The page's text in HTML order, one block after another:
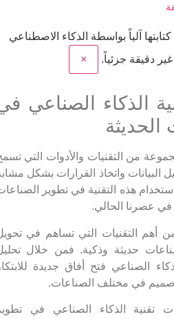
آلياً بواسطة الذكاء الاصطناعي
دقيقة جزئياً.
×
الذكاء الصناعي في
من التقنيات والأدوات التي تسمح
البيانات واتخاذ القرارات بشكل مشابه
هذه التقنية في تطوير الصناعات
في عصرنا الحالي.
أهم التقنيات التي تساهم في تحويل
حديثة وذكية. فمن خلال تحليل
الصناعي فتح أفاق جديدة للابتكار
في مختلف الصناعات.
تقنية الذكاء الصناعي في تطوير